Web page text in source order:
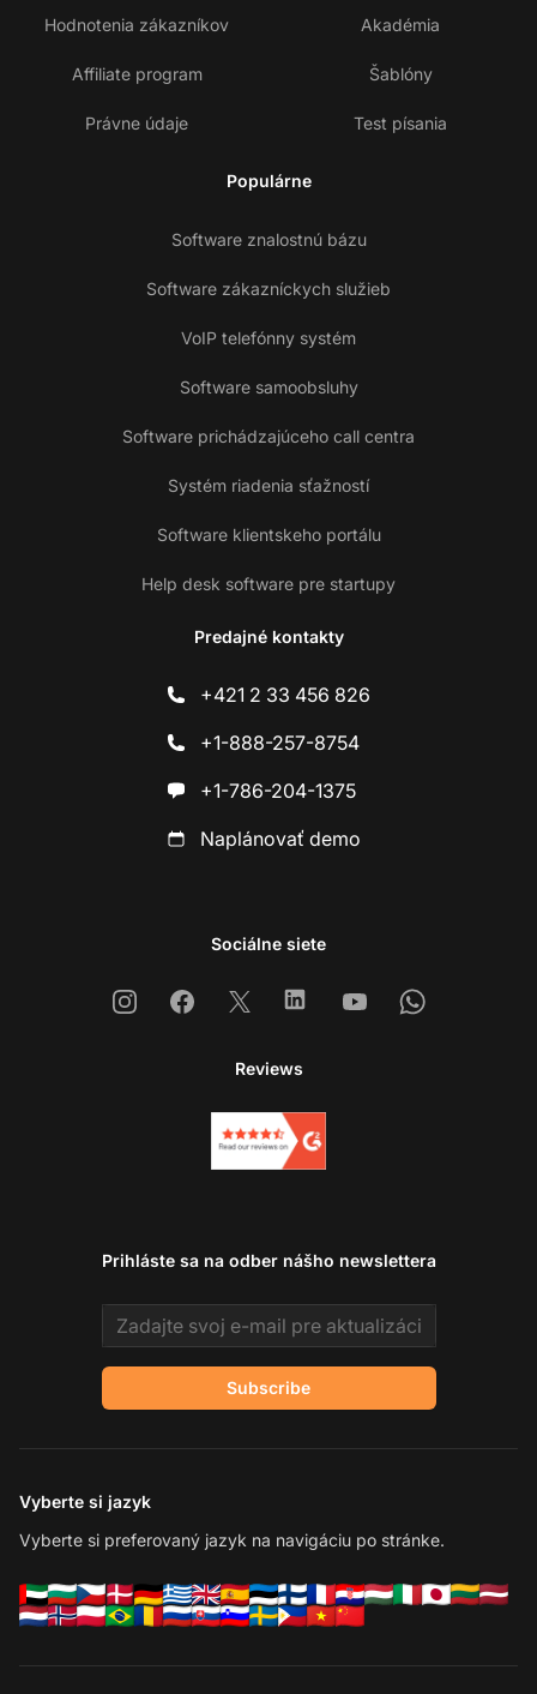
Hodnotenia zákazníkov
Affiliate program
Právne údaje
Akadémia
Šablóny
Test písania
Populárne
Software znalostnú bázu
Software zákazníckych služieb
VoIP telefónny systém
Software samoobsluhy
Software prichádzajúceho call centra
Systém riadenia sťažností
Software klientskeho portálu
Help desk software pre startupy
Predajné kontakty
+421 2 33 456 826
+1-888-257-8754
+1-786-204-1375
Naplánovať demo
Sociálne siete
InstagramFacebook
X LinkedinYoutubeWhatsapp
Reviews
Prihláste sa na odber nášho newslettera
Email address
Subscribe
Vyberte si jazyk
Vyberte si preferovaný jazyk na navigáciu po stránke.